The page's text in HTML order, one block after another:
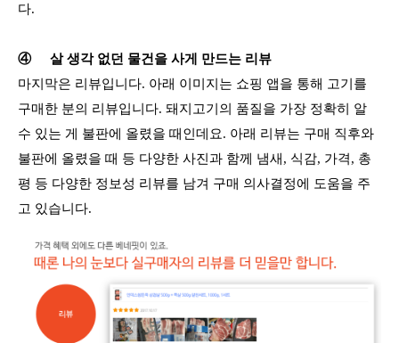
다.
④
살 생각 없던 물건을 사게 만드는 리뷰
마지막은 리뷰입니다. 아래 이미지는 쇼핑 앱을 통해 고기를
구매한 분의 리뷰입니다. 돼지고기의 품질을 가장 정확히 알
수 있는 게 불판에 올렸을 때인데요. 아래 리뷰는 구매 직후와
불판에 올렸을 때 등 다양한 사진과 함께 냄새, 식감, 가격, 총
평 등 다양한 정보성 리뷰를 남겨 구매 의사결정에 도움을 주
고 있습니다.